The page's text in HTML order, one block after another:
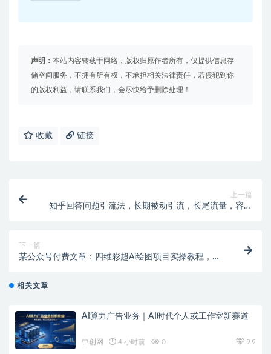
声明： 本站内容转载于网络，版权归原作者所有，仅提供信息存
储空间服务，不拥有所有权，不承担相关法律责任，若侵犯到你
的版权利益，请联系我们，会尽快给予删除处理！
收藏 链接
上一篇
知乎回答问题引流法，长期被动引流，长尾流量，容易
下一篇
某公众号付费文章：四维彩超Ai绘图项目实操教程，日
相关文章
AI算力广告业务｜AI时代个人或工作室新赛道
中创网 4 小时前 0 9.9